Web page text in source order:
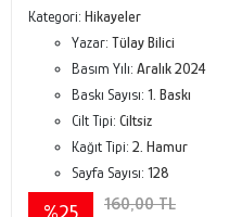
Kategori: Hikayeler
Yazar: Tülay Bilici
Basım Yılı: Aralık 2024
Baskı Sayısı: 1. Baskı
Cilt Tipi: Ciltsiz
Kağıt Tipi: 2. Hamur
Sayfa Sayısı: 128
%25 160,00 TL